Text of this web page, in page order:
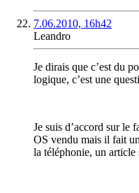
7.06.2010, 16h42
Leandro
Je dirais que c’est du
logique, c’est une
Je suis d’accord sur le
OS vendu mais il fait
la téléphonie, un article